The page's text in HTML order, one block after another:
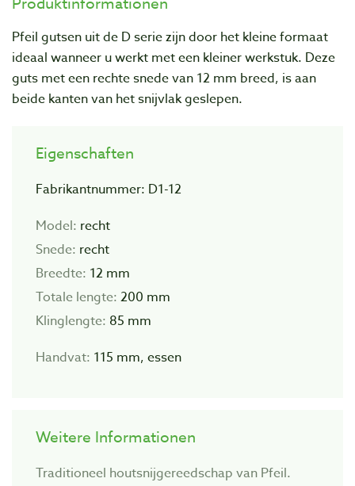
Pfeil gutsen uit de D serie zijn door het kleine formaat
ideaal wanneer u werkt met een kleiner werkstuk. Deze
guts met een rechte snede van 12 mm breed, is aan
beide kanten van het snijvlak geslepen.
Eigenschaften
Fabrikantnummer: D1-12
Model: recht
Snede: recht
Breedte: 12 mm
Totale lengte: 200 mm
Klinglengte: 85 mm
Handvat: 115 mm, essen
Weitere Informationen
Traditioneel houtsnijgereedschap van Pfeil.